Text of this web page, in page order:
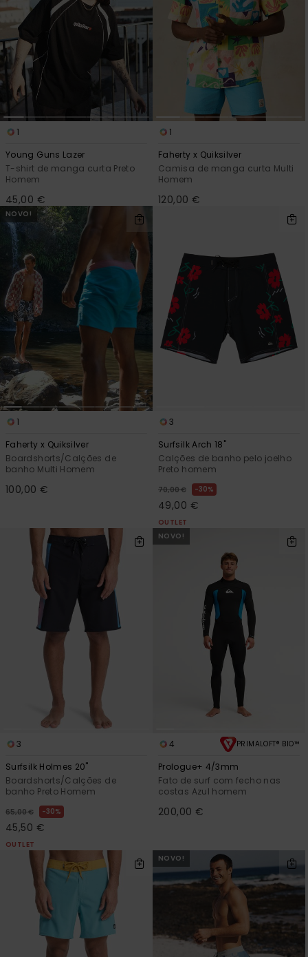
1
Young Guns Lazer
T-shirt de manga curta Preto
Homem
45,00 €
1
Faherty x Quiksilver
Camisa de manga curta Multi
Homem
120,00 €
NOVO!
1
Faherty x Quiksilver
Boardshorts/Calções de
banho Multi Homem
100,00 €
3
Surfsilk Arch 18"
Calções de banho pelo joelho
Preto homem
70,00 € 30%
49,00 €
OUTLET
3
Surfsilk Holmes 20"
Boardshorts/Calções de
banho Preto Homem
65,00 € 30%
45,50 €
OUTLET
NOVO!
4 PRIMALOFT® BIO™
Prologue+ 4/3mm
Fato de surf com fecho nas
costas Azul homem
200,00 €
NOVO!